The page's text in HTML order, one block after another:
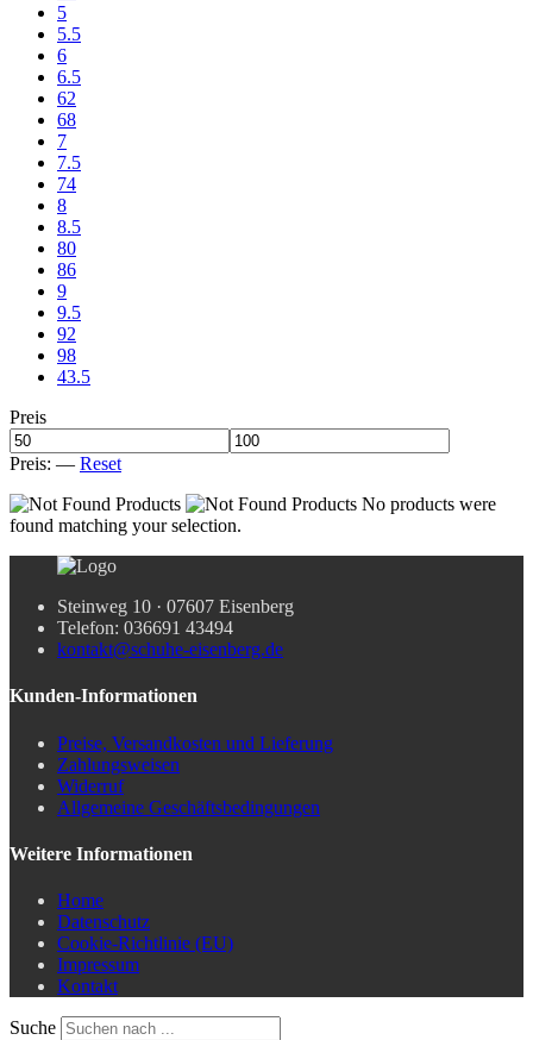
5
5.5
6
6.5
62
68
7
7.5
74
8
8.5
80
86
9
9.5
92
98
43.5
Preis
Preis: — Reset
No products were
found matching your selection.
Steinweg 10 · 07607 Eisenberg
Telefon: 036691 43494
kontakt@schuhe-eisenberg.de
Kunden-Informationen
Preise, Versandkosten und Lieferung
Zahlungsweisen
Widerruf
Allgemeine Geschäftsbedingungen
Weitere Informationen
Home
Datenschutz
Cookie-Richtlinie (EU)
Impressum
Kontakt
Suche